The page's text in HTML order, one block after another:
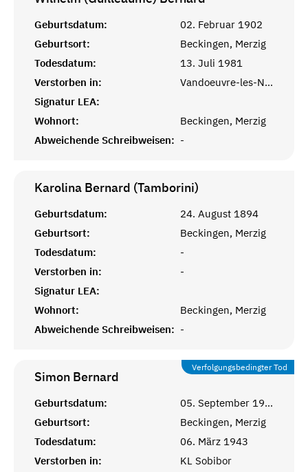
Geburtsdatum:
02. Februar 1902
Geburtsort:
Beckingen, Merzig
Todesdatum:
13. Juli 1981
Verstorben in:
Vandoeuvre-les-Nancy, Meurthe-et-Moselle, Lorraine
Signatur LEA:
Wohnort:
Beckingen, Merzig
Abweichende Schreibweisen: -
Karolina Bernard (Tamborini)
Geburtsdatum:
24. August 1894
Geburtsort:
Beckingen, Merzig
Todesdatum:
-
Verstorben in:
-
Signatur LEA:
Wohnort:
Beckingen, Merzig
Abweichende Schreibweisen: -
Verfolgungsbedingter Tod
Simon Bernard
Geburtsdatum:
05. September 1904
Geburtsort:
Beckingen, Merzig
Todesdatum:
06. März 1943
Verstorben in:
KL Sobibor